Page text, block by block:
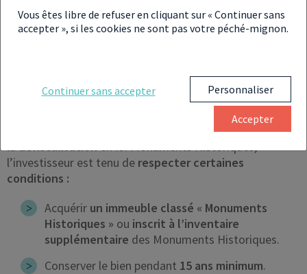
Quelles sont les conditionsdu
Monuments Historiques ?
Pour pouvoir bénéficier des avantages de
ladéfiscalisationen loi Monuments Historiques,
l’investisseur est tenu de respecter certaines
conditions :
Acquérir un immeuble classé « Monuments
Historiques » ou inscrit à l’inventaire
supplémentaire des Monuments Historiques.
Conserver le bien pendant 15 ans minimum.
Vous êtes libre de refuser en cliquant sur « Continuer sans
accepter », si les cookies ne sont pas votre péché-mignon.
Continuer sans accepter Personnaliser
Accepter